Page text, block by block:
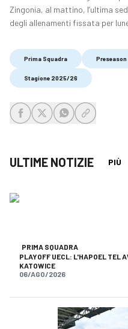
Zingonia, al mattino, l’ultima
degli allenamenti fissata per
Prima Squadra Preseason
Stagione 2025/26
ULTIME NOTIZIE PIÙ
PRIMA SQUADRA
PLAYOFF UECL: L'HAPOEL TEL
KATOWICE
06/AGO/2026